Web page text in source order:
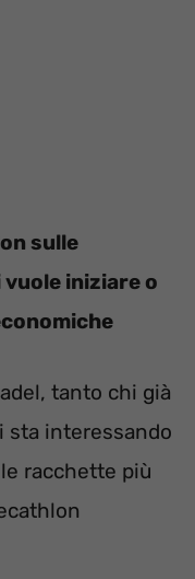
sulle
iniziare o
tanto chi già
sta interessando
racchette più